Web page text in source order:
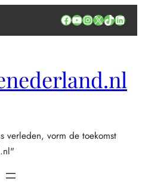
Facebook
YouTube
Instagram
X TikTok
verleden, vorm de toekomst